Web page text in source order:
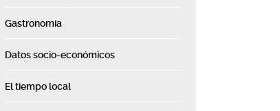
Gastronomía
Datos socio-económicos
El tiempo local